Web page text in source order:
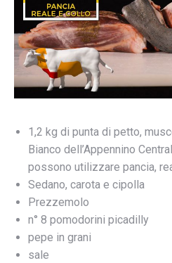
1,2 kg di punta di petto,
Bianco dell’Appennino
possono utilizzare pancia,
Sedano, carota e cipolla
Prezzemolo
n° 8 pomodorini picadilly
pepe in grani
sale